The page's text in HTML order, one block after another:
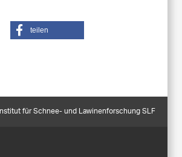
teilen
für Schnee- und Lawinenforschung SLF